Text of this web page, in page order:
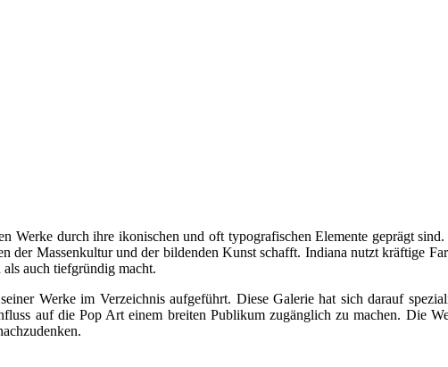
Werke durch ihre ikonischen und oft typografischen Elemente geprägt
der Massenkultur und der bildenden Kunst schafft. Indiana nutzt kräftige
auch tiefgründig macht.
Werke im Verzeichnis aufgeführt. Diese Galerie hat sich darauf
auf die Pop Art einem breiten Publikum zugänglich zu machen. Die